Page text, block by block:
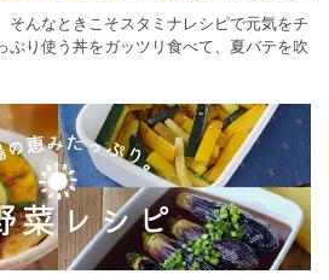
そんなときこそスタミナレシピで元気をチ
ぷり使う丼をガッツリ食べて、夏バテを吹